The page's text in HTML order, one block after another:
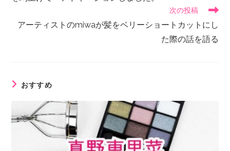
次の投稿
アーティストのmiwaが髪をベリーショートカットにし
た際の話を語る
おすすめ